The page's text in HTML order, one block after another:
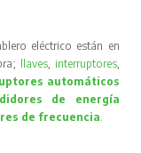
eléctrico están en
llaves, interruptores,
automáticos
de energía
de frecuencia